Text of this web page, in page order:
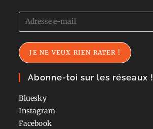
Adresse
e-
mail
JE NE VEUX RIEN RATER !
Abonne-toi sur les réseaux !
Bluesky
Instagram
Facebook